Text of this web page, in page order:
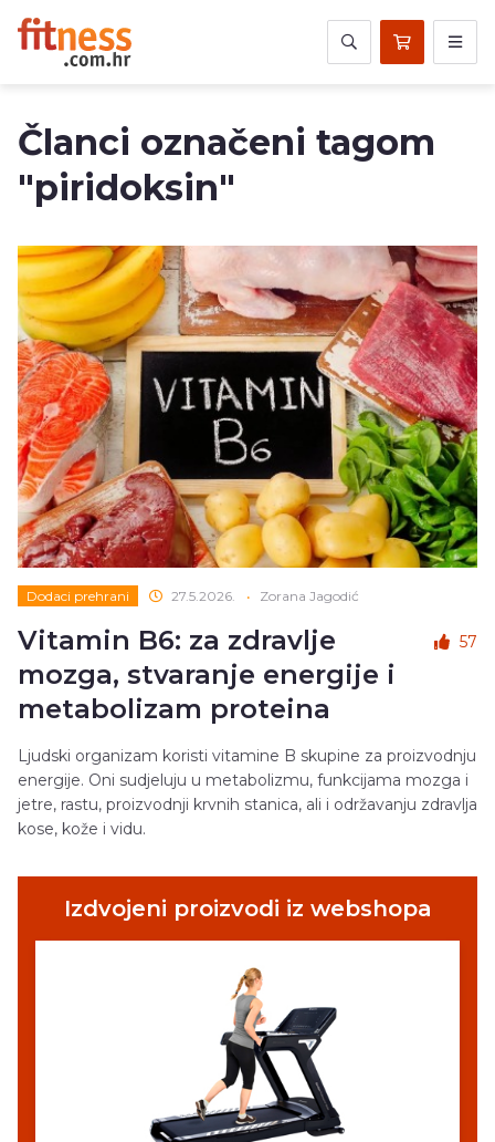
Članci označeni tagom
"piridoksin"
Dodaci prehrani 27.5.2026. • Zorana Jagodić
Vitamin B6: za zdravlje
mozga, stvaranje energije i
metabolizam proteina
57
Ljudski organizam koristi vitamine B skupine za proizvodnju
energije. Oni sudjeluju u metabolizmu, funkcijama mozga i
jetre, rastu, proizvodnji krvnih stanica, ali i održavanju zdravlja
kose, kože i vidu.
Izdvojeni proizvodi iz webshopa